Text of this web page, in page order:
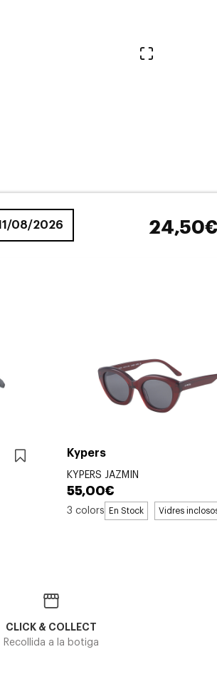
Veure en
08/2026 24,50€
Kypers
KYPERS JAZMIN
55,00€
3 colors En Stock Vidres
CLICK & COLLECT
Recollida a la botiga